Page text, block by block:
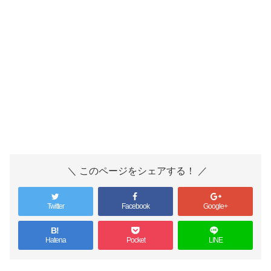
＼ このページをシェアする！ ／
Twitter Facebook Google+
B!
Hatena Pocket LINE